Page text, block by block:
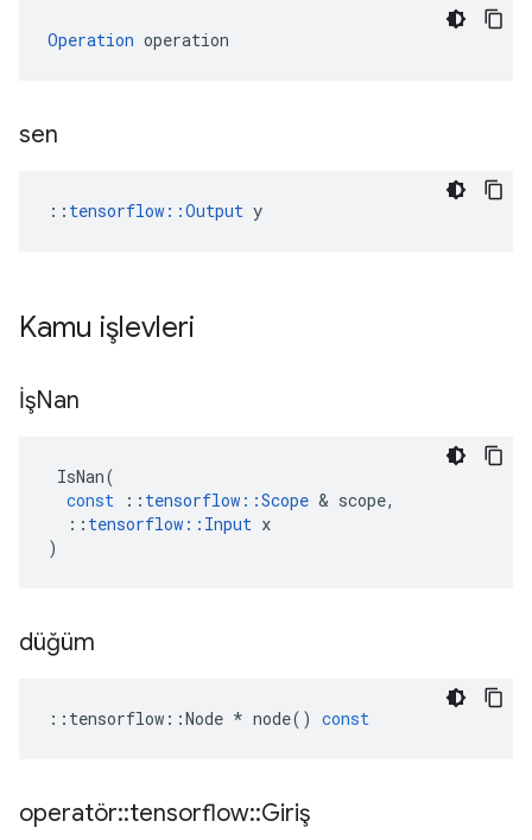
Operation operation
sen
:: tensorflow::Output y
Kamu işlevleri
İşNan
IsNan(
const
:: tensorflow ::Scope & scope,
:: tensorflow :: Input x
)
düğüm
:: tensorflow ::Node * node() const
operatör::tensorflow::Giriş